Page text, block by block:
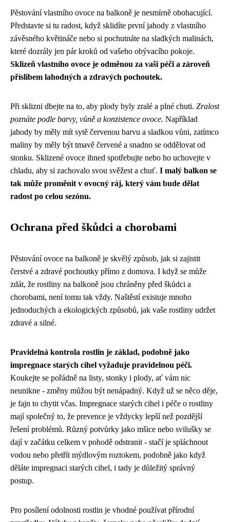
Pěstování vlastního ovoce na balkoně je nesmírně obohacující.
Představte si tu radost, když sklidíte první jahody z vlastního
závěsného květináče nebo si pochutnáte na sladkých malinách,
které dozrály jen pár kroků od vašeho obývacího pokoje.
Sklizeň vlastního ovoce je odměnou za vaši péči a zároveň
příslibem lahodných a zdravých pochoutek.
Při sklizni dbejte na to, aby plody byly zralé a plné chuti. Zralost
poznáte podle barvy, vůně a konzistence ovoce. Například
jahody by měly mít sytě červenou barvu a sladkou vůni, zatímco
maliny by měly být tmavě červené a snadno se oddělovat od
stonku. Sklizené ovoce ihned spotřebujte nebo ho uchovejte v
chladu, aby si zachovalo svou svěžest a chuť. I malý balkon se
tak může proměnit v ovocný ráj, který vám bude dělat
radost po celou sezónu.
Ochrana před škůdci a chorobami
Pěstování ovoce na balkoně je skvělý způsob, jak si zajistit
čerstvé a zdravé pochoutky přímo z domova. I když se může
zdát, že rostliny na balkoně jsou chráněny před škůdci a
chorobami, není tomu tak vždy. Naštěstí existuje mnoho
jednoduchých a ekologických způsobů, jak vaše rostliny udržet
zdravé a silné.
Pravidelná kontrola rostlin je základ, podobně jako
impregnace starých cihel vyžaduje pravidelnou péči.
Koukejte se pořádně na listy, stonky i plody, ať vám nic
neunikne - změny můžou být nenápadný. Když už se něco děje,
je fajn to chytit včas. Impregnace starých cihel i péče o rostliny
mají společný to, že prevence je vždycky lepší než pozdější
řešení problémů. Různý potvůrky jako mšice nebo svilušky se
dají v začátku celkem v pohodě odstranit - stačí je spláchnout
vodou nebo přetřít mýdlovým roztokem, podobně jako když
děláte impregnaci starých cihel, i tady je důležitý správný
postup.
Pro posílení odolnosti rostlin je vhodné používat přírodní